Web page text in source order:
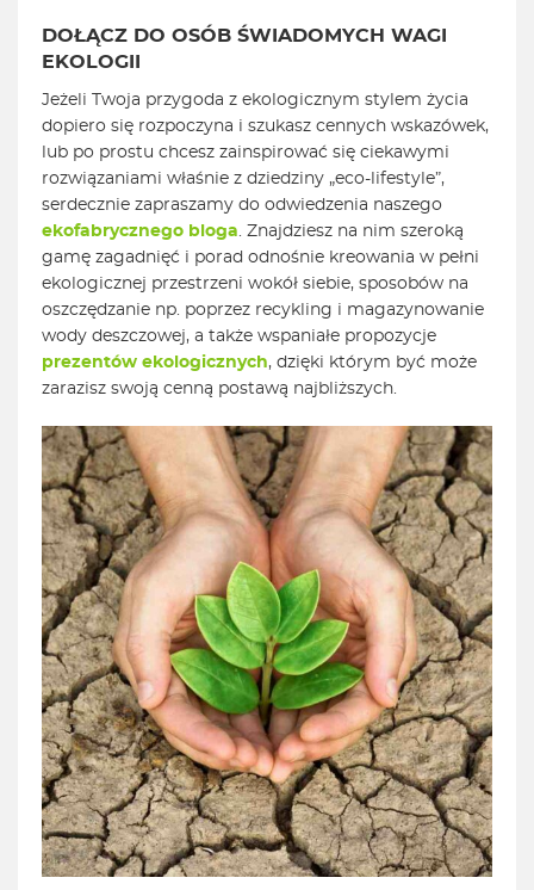
DOŁĄCZ DO OSÓB ŚWIADOMYCH WAGI
EKOLOGII
Jeżeli Twoja przygoda z ekologicznym stylem życia
dopiero się rozpoczyna i szukasz cennych wskazówek,
lub po prostu chcesz zainspirować się ciekawymi
rozwiązaniami właśnie z dziedziny „eco-lifestyle”,
serdecznie zapraszamy do odwiedzenia naszego
ekofabrycznego bloga. Znajdziesz na nim szeroką
gamę zagadnięć i porad odnośnie kreowania w pełni
ekologicznej przestrzeni wokół siebie, sposobów na
oszczędzanie np. poprzez recykling i magazynowanie
wody deszczowej, a także wspaniałe propozycje
prezentów ekologicznych, dzięki którym być może
zarazisz swoją cenną postawą najbliższych.